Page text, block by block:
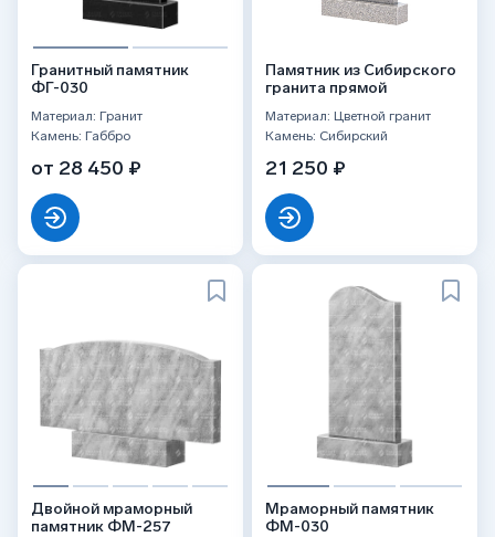
Гранитный памятник
ФГ-030
Материал: Гранит
Камень: Габбро
от 28 450 ₽
Памятник из Сибирского
гранита прямой
Материал: Цветной гранит
Камень: Сибирский
21 250 ₽
Двойной мраморный
памятник ФМ-257
Мраморный памятник
ФМ-030